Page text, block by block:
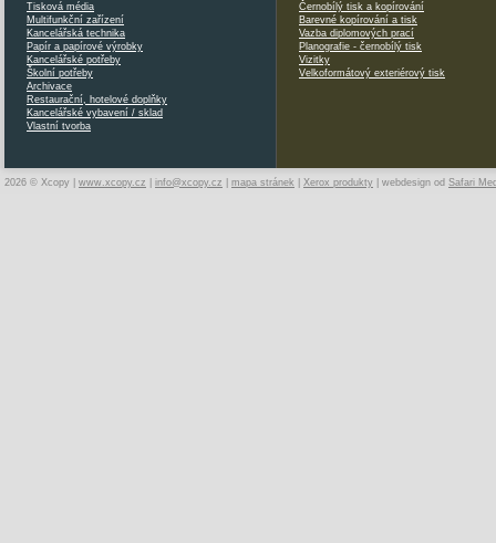
Tisková média
Multifunkční zařízení
Kancelářská technika
Papír a papírové výrobky
Kancelářské potřeby
Školní potřeby
Archivace
Restaurační, hotelové doplňky
Kancelářské vybavení / sklad
Vlastní tvorba
Černobílý tisk a kopírování
Barevné kopírování a tisk
Vazba diplomových prací
Planografie - černobílý tisk
Vizitky
Velkoformátový exteriérový tisk
2026 © Xcopy | www.xcopy.cz info@xcopy.cz mapa stránek Xerox produkty | webdesign od Safari